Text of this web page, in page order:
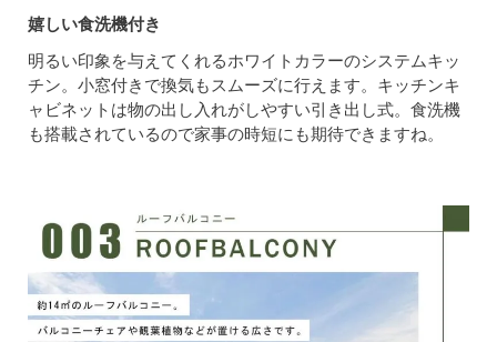
嬉しい食洗機付き
明るい印象を与えてくれるホワイトカラーのシステムキッ
チン。小窓付きで換気もスムーズに行えます。キッチンキ
ャビネットは物の出し入れがしやすい引き出し式。食洗機
も搭載されているので家事の時短にも期待できますね。